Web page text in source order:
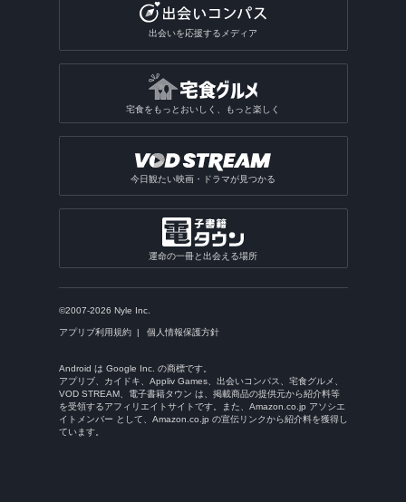
おみくじアプリ
テレビリモコンアプリ
動画を写真にするアプリ出会いを応援するメディア
宅食をもっとおいしく、もっと楽しく
今日観たい映画・ドラマが見つかる
運命の一冊と出会える場所
©2007-2026 Nyle Inc.
アプリブ利用規約 個人情報保護方針
Android は Google Inc. の商標です。
アプリブ、カイドキ、Appliv Games、出会いコンパス、宅食グルメ、
VOD STREAM、電子書籍タウン は、掲載商品の提供元から紹介料等
を受領するアフィリエイトサイトです。また、Amazon.co.jp アソシエ
イトメンバー として、Amazon.co.jp の宣伝リンクから紹介料を獲得し
ています。